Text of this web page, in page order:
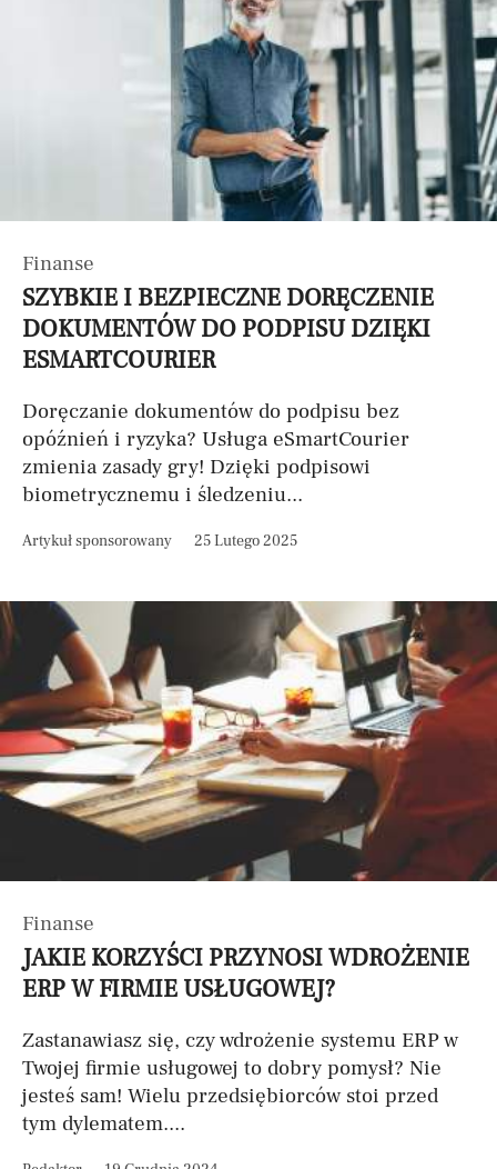
Finanse
SZYBKIE I BEZPIECZNE DORĘCZENIE
DOKUMENTÓW DO PODPISU DZIĘKI
ESMARTCOURIER
Doręczanie dokumentów do podpisu bez
opóźnień i ryzyka? Usługa eSmartCourier
zmienia zasady gry! Dzięki podpisowi
biometrycznemu i śledzeniu...
Artykuł sponsorowany 25 Lutego 2025
Finanse
JAKIE KORZYŚCI PRZYNOSI WDROŻENIE
ERP W FIRMIE USŁUGOWEJ?
Zastanawiasz się, czy wdrożenie systemu ERP w
Twojej firmie usługowej to dobry pomysł? Nie
jesteś sam! Wielu przedsiębiorców stoi przed
tym dylematem....